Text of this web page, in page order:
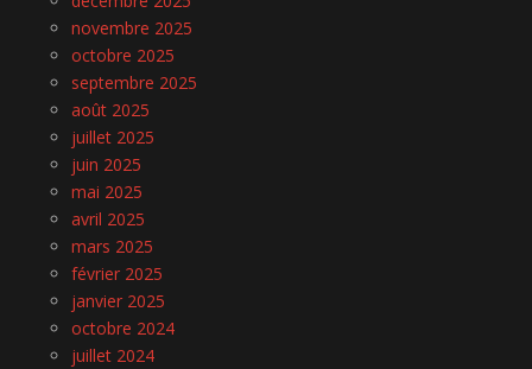
novembre 2025
octobre 2025
septembre 2025
août 2025
juillet 2025
juin 2025
mai 2025
avril 2025
mars 2025
février 2025
janvier 2025
octobre 2024
juillet 2024